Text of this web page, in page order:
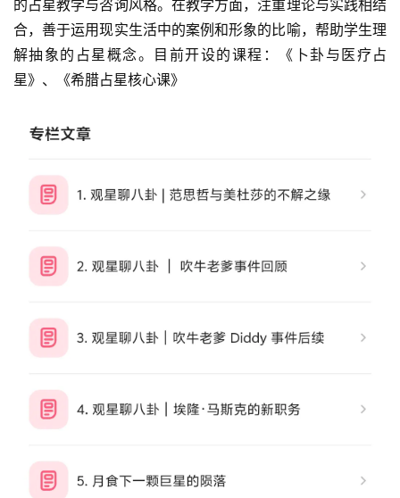
的占星教学与咨询风格。在教学方面，注重理论与实践相结
合，善于运用现实生活中的案例和形象的比喻，帮助学生理
解抽象的占星概念。目前开设的课程：《卜卦与医疗占
星》、《希腊占星核心课》